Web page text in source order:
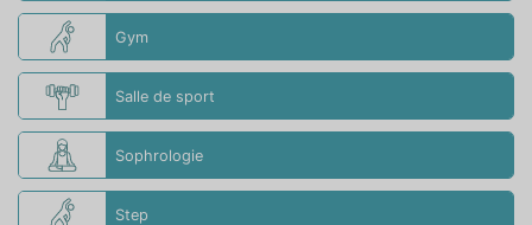
Gym
Salle de sport
Sophrologie
Step